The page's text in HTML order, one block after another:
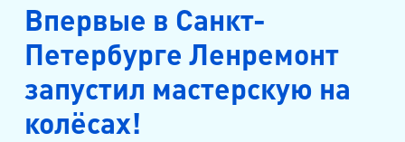
Впервые в Санкт-
Петербурге Ленремонт
запустил мастерскую на
колёсах!